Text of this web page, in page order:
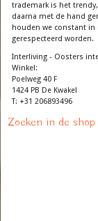
trademark is het
daarna met de hand
houden we constant
gerespecteerd worden.
Interliving - Oosters
Winkel:
Poelweg 40 F
1424 PB De Kwakel
T: +31 206893496
Zoeken in de shop